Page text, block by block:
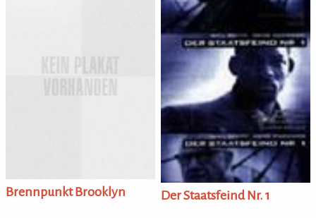
Brennpunkt Brooklyn Der Staatsfeind Nr. 1